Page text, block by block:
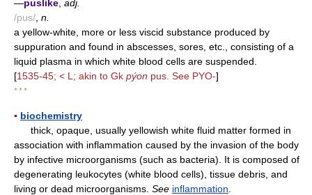
—puslike adj.
/pus/ n.
a yellow-white, more or less viscid substance produced by
suppuration and found in abscesses, sores, etc., consisting of a
liquid plasma in which white blood cells are suspended.
[1535-45; < L; akin to Gk pýon pus. See PYO-]
* * *
▪ biochemistry
thick, opaque, usually yellowish white fluid matter formed in
association with inflammation caused by the invasion of the body
by infective microorganisms (such as bacteria). It is composed of
degenerating leukocytes (white blood cells), tissue debris, and
living or dead microorganisms. See inflammation